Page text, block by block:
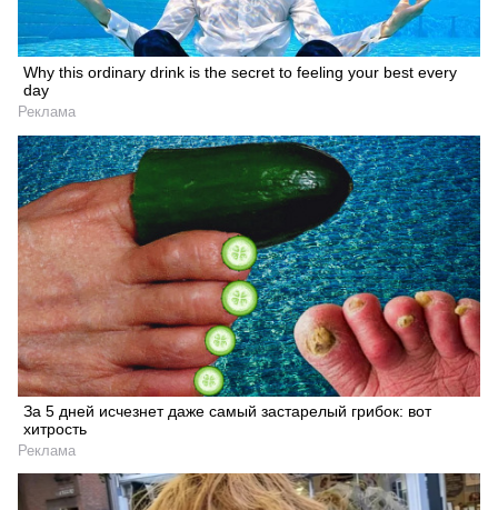
Why this ordinary drink is the secret to feeling your best every
day
Реклама
За 5 дней исчезнет даже самый застарелый грибок: вот
хитрость
Реклама